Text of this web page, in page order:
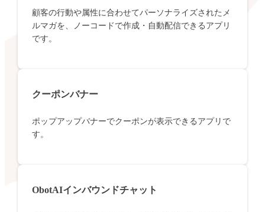
顧客の行動や属性に合わせてパーソナライズされたメ
ルマガを、ノーコードで作成・自動配信できるアプリ
です。
クーポンバナー
ポップアップバナーでクーポンが表示できるアプリで
す。
ObotAIインバウンドチャット